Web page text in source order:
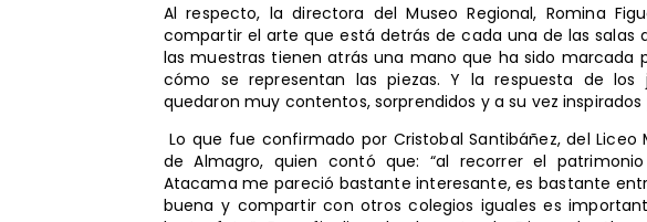
Al respecto, la directora del Museo Regional, Romina
compartir el arte que está detrás de cada una de las salas
las muestras tienen atrás una mano que ha sido marcada
cómo se representan las piezas. Y la respuesta de los
quedaron muy contentos, sorprendidos y a su vez inspirados
Lo que fue confirmado por Cristobal Santibáñez, del Liceo
de Almagro, quien contó que: “al recorrer el
Atacama me pareció bastante interesante, es bastante
buena y compartir con otros colegios iguales es